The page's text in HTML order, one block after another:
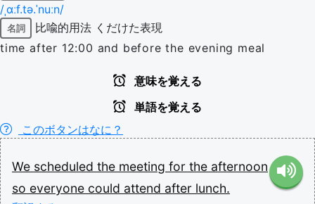
/ˌɑːf.tə.ˈnuːn/
名詞 比喩的用法 くだけた表現
time after 12:00 and before the evening meal
意味を覚える
単語を覚える
このボタンはなに？
We scheduled the meeting for the afternoon
so everyone could attend after lunch.